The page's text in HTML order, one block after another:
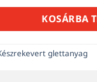
KOSÁRBA
glettanyag